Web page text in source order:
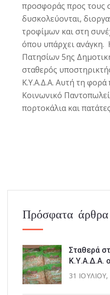
προσφοράς προς τους
δυσκολεύονται,
τροφίμων και στη
όπου υπάρχει ανάγκη.
Πατησίων 5ης
σταθερός
Κ.Υ.Α.Δ.Α. Αυτή τη
Κοινωνικό
πορτοκάλια και
Πρόσφατα άρθρα
Σταθερά
Κ.Υ.Α.Δ.Α.
31 ΙΟΥΛΊΟΥ,